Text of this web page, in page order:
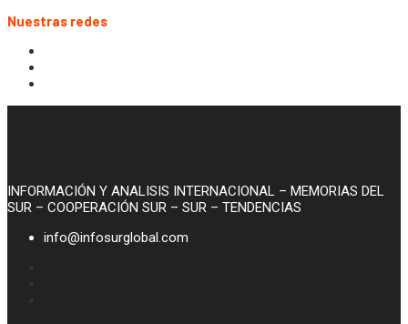
Nuestras redes
INFORMACIÓN Y ANALISIS INTERNACIONAL – MEMORIAS DEL
SUR – COOPERACIÓN SUR – SUR – TENDENCIAS
info@infosurglobal.com